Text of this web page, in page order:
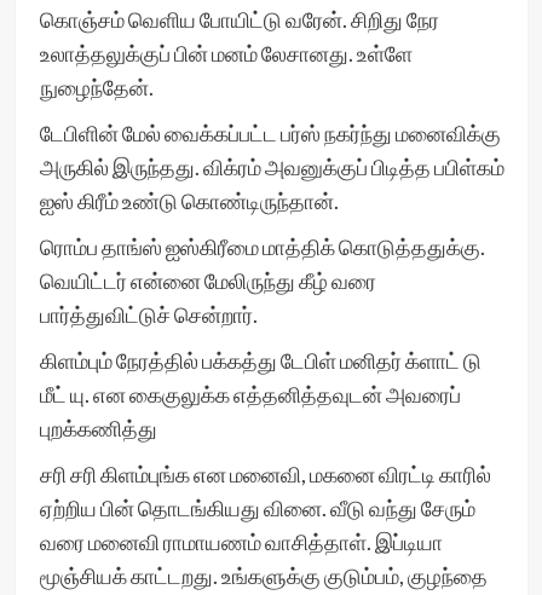
கொஞ்சம் வெளிய போயிட்டு வரேன். சிறிது நேர
உலாத்தலுக்குப் பின் மனம் லேசானது. உள்ளே
நுழைந்தேன்.
டேபிளின் மேல் வைக்கப்பட்ட பர்ஸ் நகர்ந்து மனைவிக்கு
அருகில் இருந்தது. விக்ரம் அவனுக்குப் பிடித்த பபிள்கம்
ஐஸ் கிரீம் உண்டு கொண்டிருந்தான்.
ரொம்ப தாங்ஸ் ஐஸ்கிரீமை மாத்திக் கொடுத்ததுக்கு.
வெயிட்டர் என்னை மேலிருந்து கீழ் வரை
பார்த்துவிட்டுச் சென்றார்.
கிளம்பும் நேரத்தில் பக்கத்து டேபிள் மனிதர் க்ளாட் டு
மீட் யு. என கைகுலுக்க எத்தனித்தவுடன் அவரைப்
புறக்கணித்து
சரி சரி கிளம்புங்க என மனைவி, மகனை விரட்டி காரில்
ஏற்றிய பின் தொடங்கியது வினை. வீடு வந்து சேரும்
வரை மனைவி ராமாயணம் வாசித்தாள். இப்டியா
மூஞ்சியக் காட்டறது. உங்களுக்கு குடும்பம், குழந்தை